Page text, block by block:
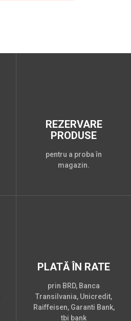
REZERVARE
PRODUSE
pentru a proba în
magazin.
PLATĂ ÎN RATE
prin BRD, Banca
Transilvania, Unicredit,
Raiffeisen, Garanti Bank,
tbi bank